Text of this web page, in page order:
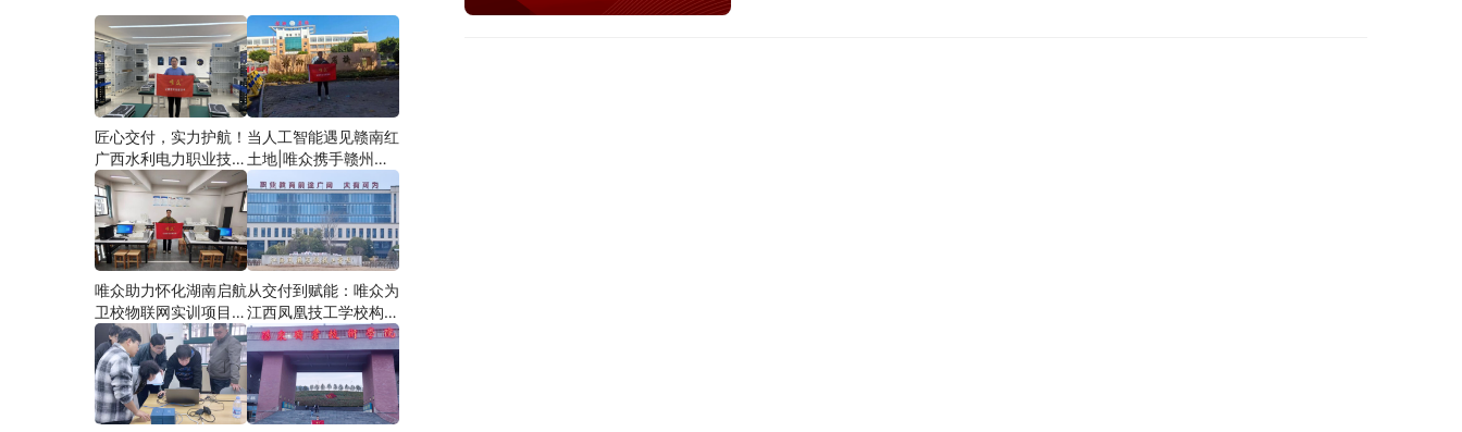
匠心交付，实力护航！
广西水利电力职业技术
学院智慧建筑综合布线
实训项目圆满落地
当人工智能遇见赣南红
土地|唯众携手赣州农
校，开辟涉农职教
“AI+农业”新路径
唯众助力怀化湖南启航
卫校物联网实训项目圆
满交付，共筑医工融合
人才培养新生态
从交付到赋能：唯众为
江西凤凰技工学校构建
“教、学、做”一体化网
络实训环境